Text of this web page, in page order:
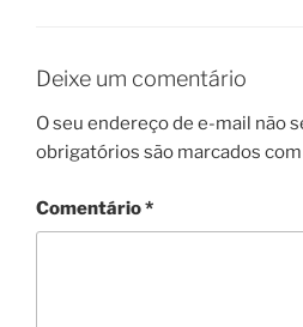
Deixe um comentário
O seu endereço de e-mail não
obrigatórios são marcados com
Comentário*